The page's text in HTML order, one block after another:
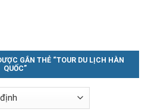
GẮN THẺ “TOUR DU LỊCH HÀN
QUỐC”